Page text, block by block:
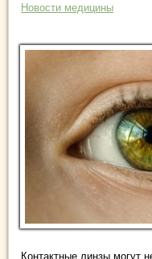
Новости медицины
Контактные линзы могут